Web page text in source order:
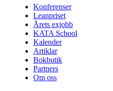
Konferenser
Leanpriset
Årets exjobb
KATA School
Kalender
Artiklar
Bokbutik
Partners
Om oss